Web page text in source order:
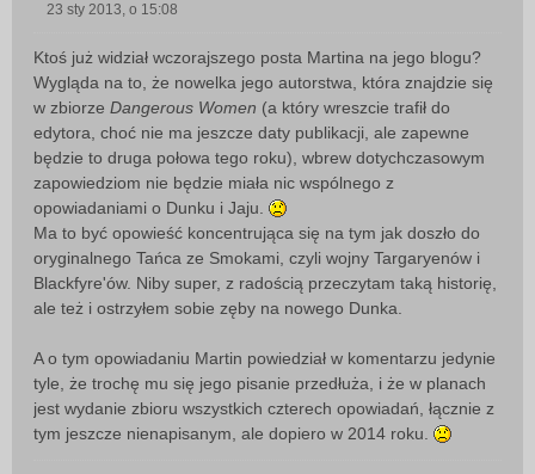
s
t
23 sty 2013, o 15:08
Ktoś już widział wczorajszego posta Martina na jego blogu?
Wygląda na to, że nowelka jego autorstwa, która znajdzie się
w zbiorze Dangerous Women (a który wreszcie trafił do
edytora, choć nie ma jeszcze daty publikacji, ale zapewne
będzie to druga połowa tego roku), wbrew dotychczasowym
zapowiedziom nie będzie miała nic wspólnego z
opowiadaniami o Dunku i Jaju.
Ma to być opowieść koncentrująca się na tym jak doszło do
oryginalnego Tańca ze Smokami, czyli wojny Targaryenów i
Blackfyre'ów. Niby super, z radością przeczytam taką historię,
ale też i ostrzyłem sobie zęby na nowego Dunka.
A o tym opowiadaniu Martin powiedział w komentarzu jedynie
tyle, że trochę mu się jego pisanie przedłuża, i że w planach
jest wydanie zbioru wszystkich czterech opowiadań, łącznie z
tym jeszcze nienapisanym, ale dopiero w 2014 roku.